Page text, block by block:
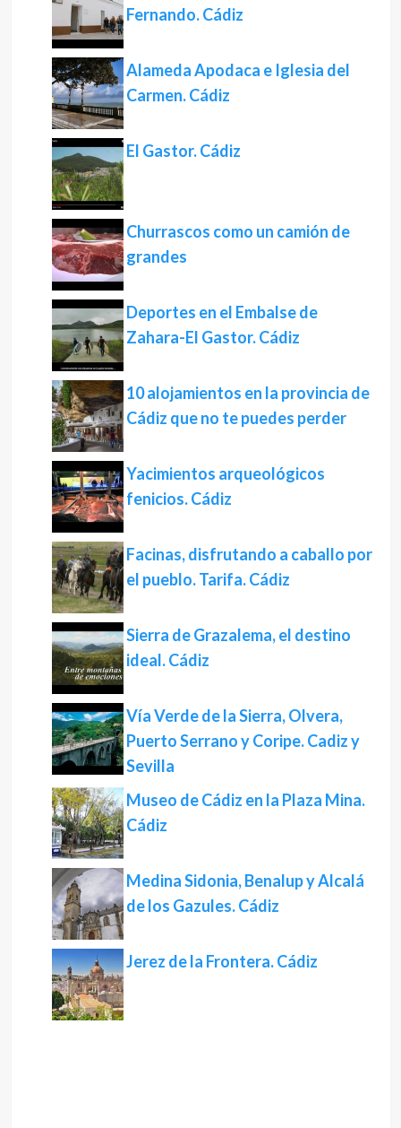
Fernando. Cádiz
Alameda Apodaca e Iglesia del
Carmen. Cádiz
El Gastor. Cádiz
Churrascos como un camión de
grandes
Deportes en el Embalse de
Zahara-El Gastor. Cádiz
10 alojamientos en la provincia de
Cádiz que no te puedes perder
Yacimientos arqueológicos
fenicios. Cádiz
Facinas, disfrutando a caballo por
el pueblo. Tarifa. Cádiz
Sierra de Grazalema, el destino
ideal. Cádiz
Vía Verde de la Sierra, Olvera,
Puerto Serrano y Coripe. Cadiz y
Sevilla
Museo de Cádiz en la Plaza Mina.
Cádiz
Medina Sidonia, Benalup y Alcalá
de los Gazules. Cádiz
Jerez de la Frontera. Cádiz